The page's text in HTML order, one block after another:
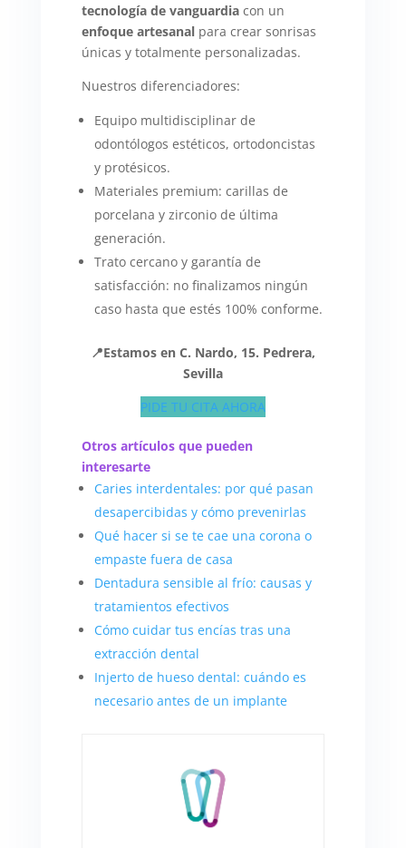
tecnología de vanguardiacon un
enfoque artesanalpara crear sonrisas
únicas y totalmente personalizadas.
Nuestros diferenciadores:
Equipo multidisciplinar de
odontólogos estéticos, ortodoncistas
y protésicos.
Materiales premium: carillas de
porcelana y zirconio de última
generación.
Trato cercano y garantía de
satisfacción: no finalizamos ningún
caso hasta que estés 100% conforme.
📍Estamos en C. Nardo, 15. Pedrera,
Sevilla
PIDE TU CITA AHORA
Otros artículos que pueden
interesarte
Caries interdentales: por qué pasan
desapercibidas y cómo prevenirlas
Qué hacer si se te cae una corona o
empaste fuera de casa
Dentadura sensible al frío: causas y
tratamientos efectivos
Cómo cuidar tus encías tras una
extracción dental
Injerto de hueso dental: cuándo es
necesario antes de un implante